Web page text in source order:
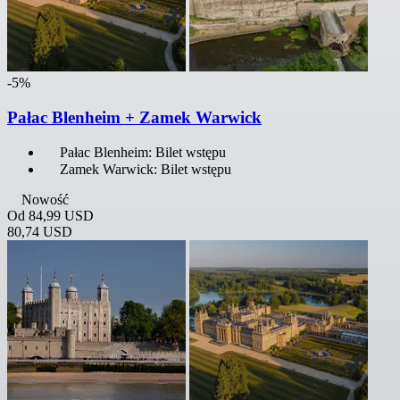
-5%
Pałac Blenheim + Zamek Warwick
Pałac Blenheim: Bilet wstępu
Zamek Warwick: Bilet wstępu
Nowość
Od 84,99 USD
80,74 USD